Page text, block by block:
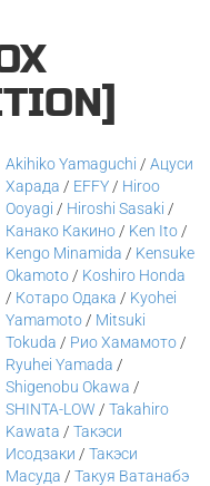
Akihiko Yamaguchi /Ацуси
Харада / EFFY / Hiroo
Ooyagi / Hiroshi Sasaki /
Канако Какино / Ken Ito /
Kengo Minamida / Kensuke
Okamoto / Koshiro Honda
/ Котаро Одака / Kyohei
Yamamoto / Mitsuki
Tokuda / Рио Хамамото /
Ryuhei Yamada /
Shigenobu Okawa /
SHINTA-LOW /Takahiro
Kawata /Такэси
Исодзаки /Такэси
Масуда /Такуя Ватанабэ